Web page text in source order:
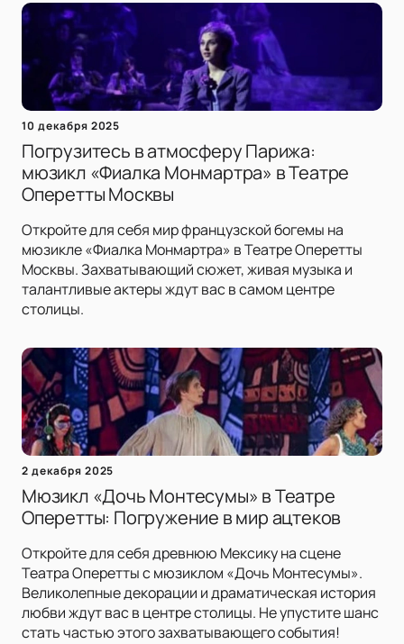
10 декабря 2025
Погрузитесь в атмосферу Парижа:
мюзикл «Фиалка Монмартра» в Театре
Оперетты Москвы
Откройте для себя мир французской богемы на
мюзикле «Фиалка Монмартра» в Театре Оперетты
Москвы. Захватывающий сюжет, живая музыка и
талантливые актеры ждут вас в самом центре
столицы.
2 декабря 2025
Мюзикл «Дочь Монтесумы» в Театре
Оперетты: Погружение в мир ацтеков
Откройте для себя древнюю Мексику на сцене
Театра Оперетты с мюзиклом «Дочь Монтесумы».
Великолепные декорации и драматическая история
любви ждут вас в центре столицы. Не упустите шанс
стать частью этого захватывающего события!